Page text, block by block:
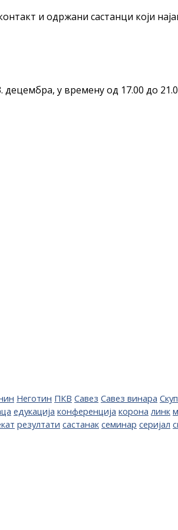
и одржани састанци који
децембра, у времену од 17.00 до
Неготин ПКВ Савез Савез винара
едукација конференција корона линк
резултати састанак семинар серијал